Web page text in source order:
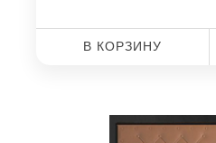
В КОРЗИНУ